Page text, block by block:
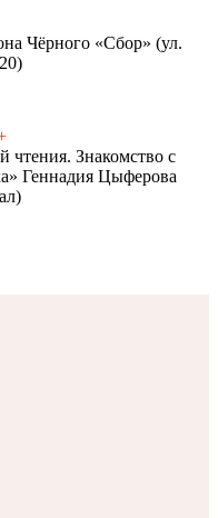
Чёрного «Сбор» (ул.
чтения. Знакомство с
Геннадия Цыферова